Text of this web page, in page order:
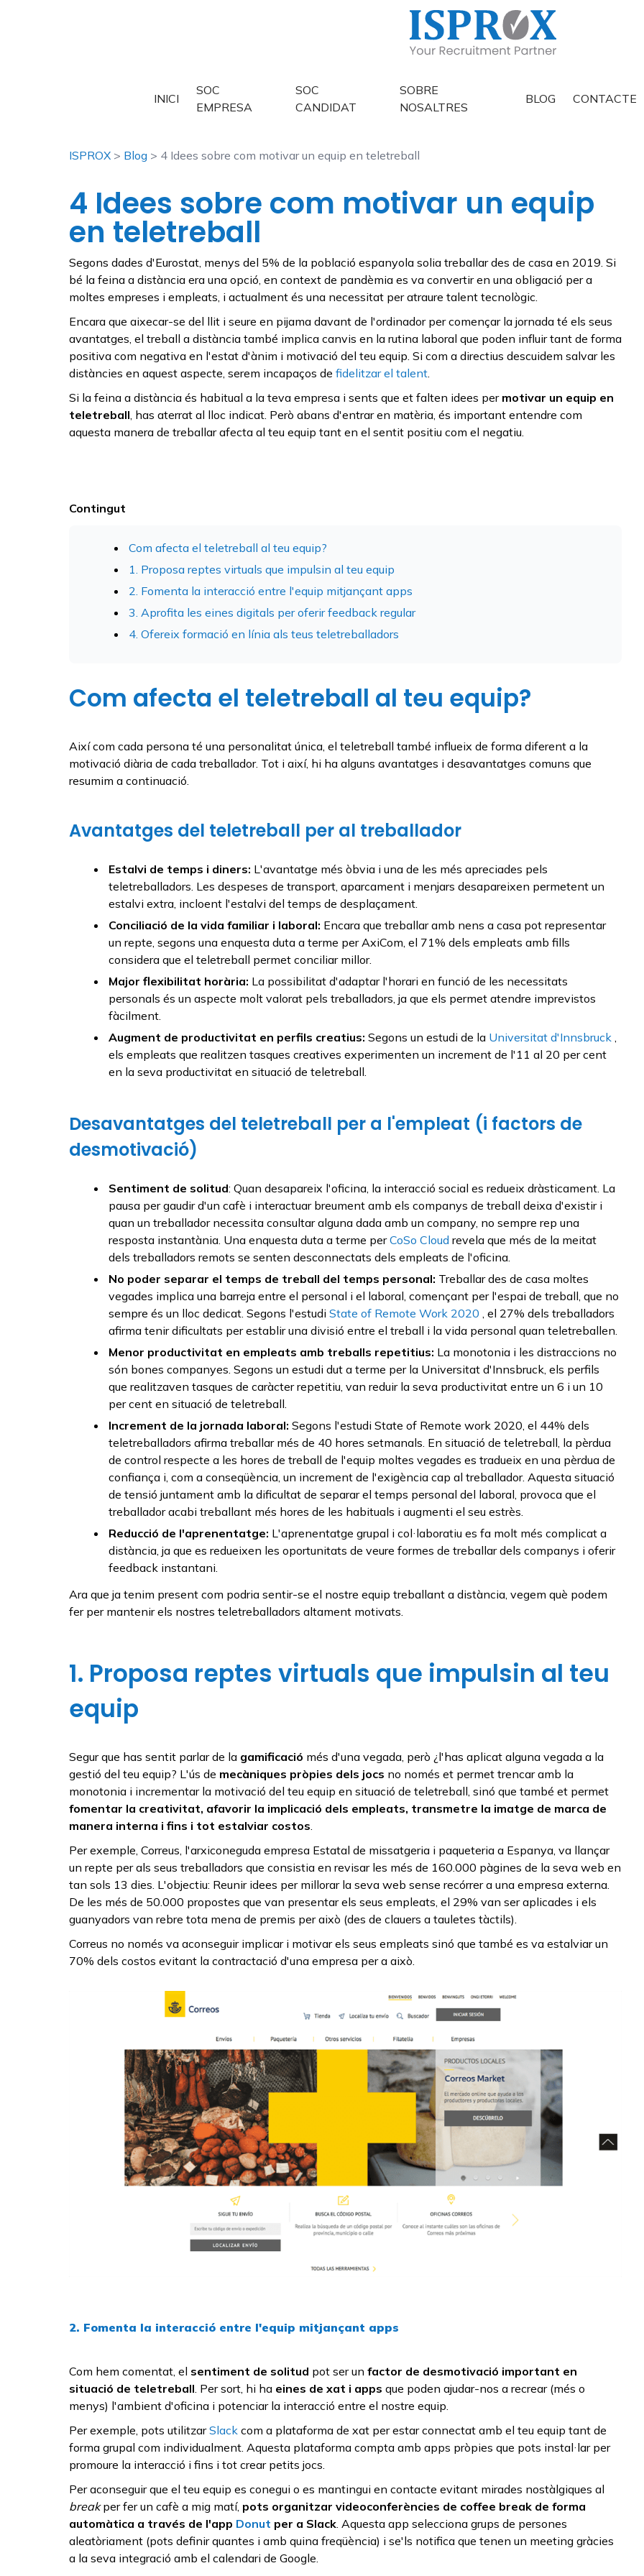
INICI
SOC
EMPRESA
SOC
CANDIDAT
SOBRE
NOSALTRES
BLOG CONTACTE
ISPROX > Blog > 4 Idees sobre com motivar un equip en teletreball
4 Idees sobre com motivar un equip
en teletreball
Segons dades d'Eurostat, menys del 5% de la població espanyola solia treballar des de casa en 2019. Si
bé la feina a distància era una opció, en context de pandèmia es va convertir en una obligació per a
moltes empreses i empleats, i actualment és una necessitat per atraure talent tecnològic.
Encara que aixecar-se del llit i seure en pijama davant de l'ordinador per començar la jornada té els seus
avantatges, el treball a distància també implica canvis en la rutina laboral que poden influir tant de forma
positiva com negativa en l'estat d'ànim i motivació del teu equip. Si com a directius descuidem salvar les
distàncies en aquest aspecte, serem incapaços de fidelitzarel talent.
Si la feina a distància és habitual a la teva empresa i sents que et falten idees per motivar un equip en
teletreball, has aterrat al lloc indicat. Però abans d'entrar en matèria, és important entendre com
aquesta manera de treballar afecta al teu equip tant en el sentit positiu com el negatiu.
Contingut
Com afecta el teletreball al teu equip?
1. Proposa reptes virtuals que impulsin al teu equip
2. Fomenta la interacció entre l'equip mitjançant apps
3. Aprofita les eines digitals per oferir feedback regular
4. Ofereix formació en línia als teus teletreballadors
Com afecta el teletreball al teu equip?
Així com cada persona té una personalitat única, el teletreball també influeix de forma diferent a la
motivació diària de cada treballador. Tot i així, hi ha alguns avantatges i desavantatges comuns que
resumim a continuació.
Avantatges del teletreball per al treballador
Estalvi de temps i diners: L'avantatge més òbvia i una de les més apreciades pels
teletreballadors. Les despeses de transport, aparcament i menjars desapareixen permetent un
estalvi extra, incloent l'estalvi del temps de desplaçament.
Conciliació de la vida familiar i laboral: Encara que treballar amb nens a casa pot representar
un repte, segons una enquesta duta a terme per AxiCom, el 71% dels empleats amb fills
considera que el teletreball permet conciliar millor.
Major flexibilitat horària: La possibilitat d'adaptar l'horari en funció de les necessitats
personals és un aspecte molt valorat pels treballadors, ja que els permet atendre imprevistos
fàcilment.
Augment de productivitat en perfils creatius: Segons un estudi de la Universitat d'Innsbruck ,
els empleats que realitzen tasques creatives experimenten un increment de l'11 al 20 per cent
en la seva productivitat en situació de teletreball.
Desavantatges del teletreball per a l'empleat (i factors de
desmotivació)
Sentiment de solitud: Quan desapareix l'oficina, la interacció social es redueix dràsticament. La
pausa per gaudir d'un cafè i interactuar breument amb els companys de treball deixa d'existir i
quan un treballador necessita consultar alguna dada amb un company, no sempre rep una
resposta instantània. Una enquesta duta a terme perCoSo Cloud revela que més de la meitat
dels treballadors remots se senten desconnectats dels empleats de l'oficina.
No poder separar el temps de treball del temps personal: Treballar des de casa moltes
vegades implica una barreja entre el personal i el laboral, començant per l'espai de treball, que no
sempre és un lloc dedicat. Segons l'estudi State of Remote Work 2020 , el 27% dels treballadors
afirma tenir dificultats per establir una divisió entre el treball i la vida personal quan teletreballen.
Menor productivitat en empleats amb treballs repetitius: La monotonia i les distraccions no
són bones companyes. Segons un estudi dut a terme per la Universitat d'Innsbruck, els perfils
que realitzaven tasques de caràcter repetitiu, van reduir la seva productivitat entre un 6 i un 10
per cent en situació de teletreball.
Increment de la jornada laboral: Segons l'estudi State of Remote work 2020, el 44% dels
teletreballadors afirma treballar més de 40 hores setmanals. En situació de teletreball, la pèrdua
de control respecte a les hores de treball de l'equip moltes vegades es tradueix en una pèrdua de
confiança i, com a conseqüència, un increment de l'exigència cap al treballador. Aquesta situació
de tensió juntament amb la dificultat de separar el temps personal del laboral, provoca que el
treballador acabi treballant més hores de les habituals i augmenti el seu estrès.
Reducció de l'aprenentatge: L'aprenentatge grupal i col·laboratiu es fa molt més complicat a
distància, ja que es redueixen les oportunitats de veure formes de treballar dels companys i oferir
feedback instantani.
Ara que ja tenim present com podria sentir-se el nostre equip treballant a distància, vegem què podem
fer per mantenir els nostres teletreballadors altament motivats.
1. Proposa reptes virtuals que impulsin al teu
equip
Segur que has sentit parlar de la gamificació més d'una vegada, però ¿l'has aplicat alguna vegada a la
gestió del teu equip? L'ús de mecàniques pròpies dels jocs no només et permet trencar amb la
monotonia i incrementar la motivació del teu equip en situació de teletreball, sinó que també et permet
fomentar la creativitat, afavorir la implicació dels empleats, transmetre la imatge de marca de
manera interna i fins i tot estalviar costos.
Per exemple, Correus, l'arxiconeguda empresa Estatal de missatgeria i paqueteria a Espanya, va llançar
un repte per als seus treballadors que consistia en revisar les més de 160.000 pàgines de la seva web en
tan sols 13 dies. L'objectiu: Reunir idees per millorar la seva web sense recórrer a una empresa externa.
De les més de 50.000 propostes que van presentar els seus empleats, el 29% van ser aplicades i els
guanyadors van rebre tota mena de premis per això (des de clauers a tauletes tàctils).
Correus no només va aconseguir implicar i motivar els seus empleats sinó que també es va estalviar un
70% dels costos evitant la contractació d'una empresa per a això.
2. Fomenta la interacció entre l'equip mitjançant apps
Com hem comentat, el sentiment de solitud pot ser un factor de desmotivació important en
situació de teletreball. Per sort, hi ha eines de xat i apps que poden ajudar-nos a recrear (més o
menys) l'ambient d'oficina i potenciar la interacció entre el nostre equip.
Per exemple, pots utilitzarSlack com a plataforma de xat per estar connectat amb el teu equip tant de
forma grupal com individualment. Aquesta plataforma compta amb apps pròpies que pots instal·lar per
promoure la interacció i fins i tot crear petits jocs.
Per aconseguir que el teu equip es conegui o es mantingui en contacte evitant mirades nostàlgiques al
breakper fer un cafè a mig matí, pots organitzar videoconferències de coffee break de forma
automàtica a través de l'app Donut per a Slack. Aquesta app selecciona grups de persones
aleatòriament (pots definir quantes i amb quina freqüència) i se'ls notifica que tenen un meeting gràcies
a la seva integració amb el calendari de Google.